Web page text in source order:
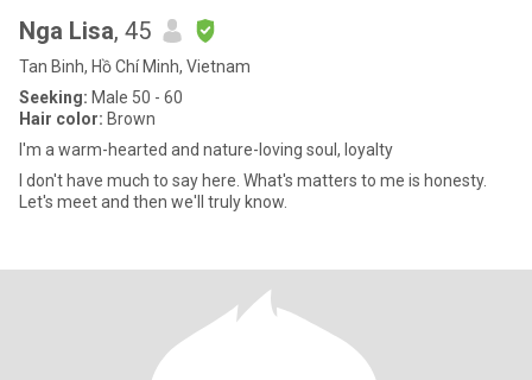
Nga Lisa, 45
Tan Binh, Hồ Chí Minh, Vietnam
Seeking: Male 50 - 60
Hair color: Brown
I'm a warm-hearted and nature-loving soul, loyalty
I don't have much to say here. What's matters to me is honesty.
Let's meet and then we'll truly know.